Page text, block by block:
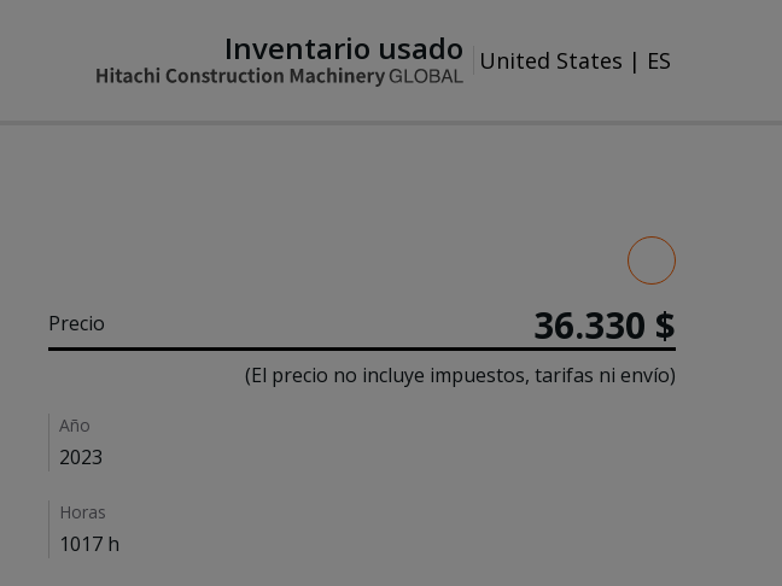
Inventario usado United States | ES
Precio 36.330 $
(El precio no incluye impuestos, tarifas ni envío)
Details
Año
2023
Horas
1017 h